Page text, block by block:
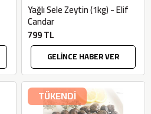
Yağlı Sele Zeytin (1kg) - Elif
Candar
799 TL
GELİNCE HABER VER
TÜKENDİ